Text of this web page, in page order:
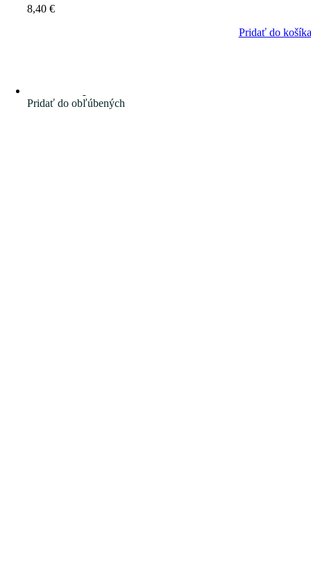
8,40€
Pridať do košíka
Pridať do obľúbených